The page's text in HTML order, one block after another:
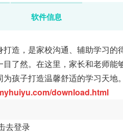
软件信息
造，是家校沟通、辅助学习
了然。在这里，家长和老师
孩子打造温馨舒适的学习天地。
download.html
去登录